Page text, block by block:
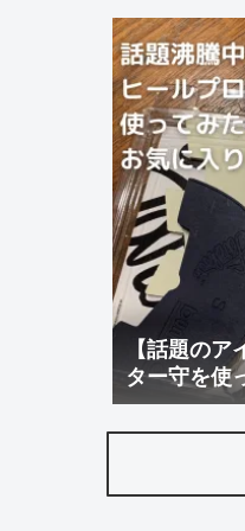
【話題の
ター守を使
装着！